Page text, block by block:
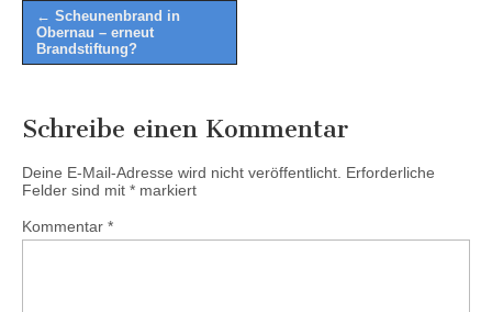
Post
navigation
← Scheunenbrand in
Obernau – erneut
Brandstiftung?
Schreibe einen Kommentar
Deine E-Mail-Adresse wird nicht veröffentlicht. Erforderliche
Felder sind mit * markiert
Kommentar *